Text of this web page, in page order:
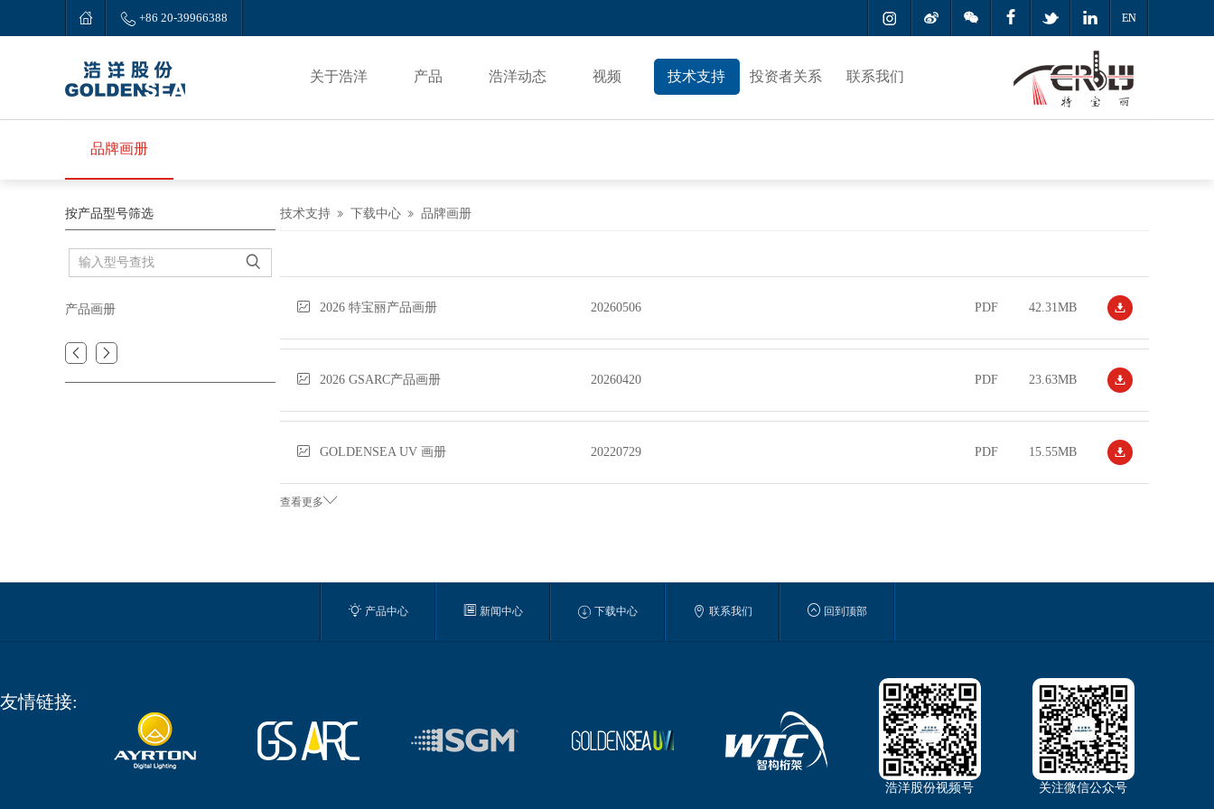
  +86 20-39966388    EN
关于浩洋 产品 浩洋动态 视频 技术支持 投资者关系 联系我们
品牌画册
按产品型号筛选
产品画册
 
技术支持  下载中心  品牌画册
 2026 特宝丽产品画册 20260506 PDF 42.31MB 
 2026 GSARC产品画册 20260420 PDF 23.63MB 
 GOLDENSEA UV 画册 20220729 PDF 15.55MB 
查看更多
 产品中心  新闻中心  下载中心  联系我们  回到顶部
友情链接:
浩洋股份视频号 关注微信公众号